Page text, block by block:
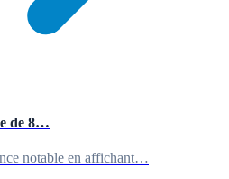
de 8…
notable en affichant…